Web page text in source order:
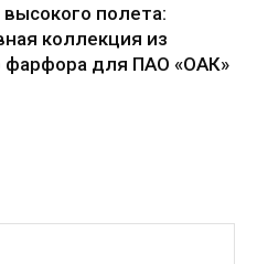
высокого полета:
коллекция из
фарфора для ПАО «ОАК»